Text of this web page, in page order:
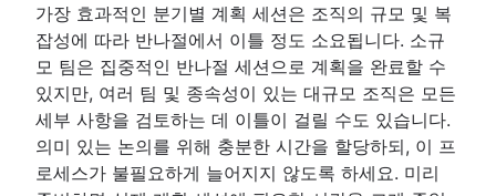
가장 효과적인 분기별 계획 세션은 조직의 규모 및 복
잡성에 따라 반나절에서 이틀 정도 소요됩니다. 소규
모 팀은 집중적인 반나절 세션으로 계획을 완료할 수
있지만, 여러 팀 및 종속성이 있는 대규모 조직은 모든
세부 사항을 검토하는 데 이틀이 걸릴 수도 있습니다.
의미 있는 논의를 위해 충분한 시간을 할당하되, 이 프
로세스가 불필요하게 늘어지지 않도록 하세요. 미리